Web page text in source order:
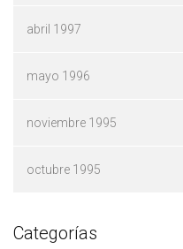
abril 1997
mayo 1996
noviembre 1995
octubre 1995
Categorías